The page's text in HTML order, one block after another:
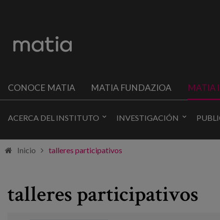
CONOCE MATIA MATIA FUNDAZIOA MATIA
ACERCA DEL INSTITUTO INVESTIGACIÓN
Inicio talleres participativos
talleres participativos